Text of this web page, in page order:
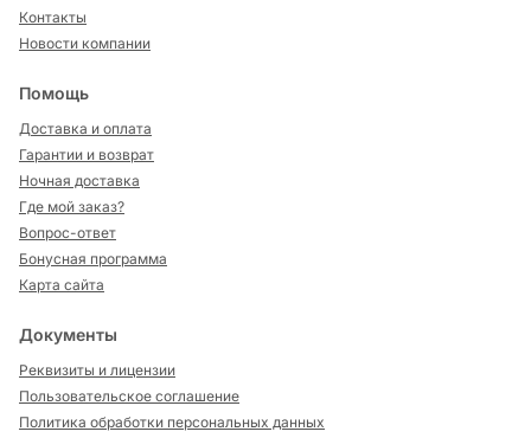
Контакты
Новости компании
Помощь
Доставка и оплата
Гарантии и возврат
Ночная доставка
Где мой заказ?
Вопрос-ответ
Бонусная программа
Карта сайта
Документы
Реквизиты и лицензии
Пользовательское соглашение
Политика обработки персональных данных